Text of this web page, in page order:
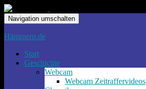
Navigation umschalten
Hämmern.de
Start
Geschichte
Webcam
Webcam Zeitraffervideos